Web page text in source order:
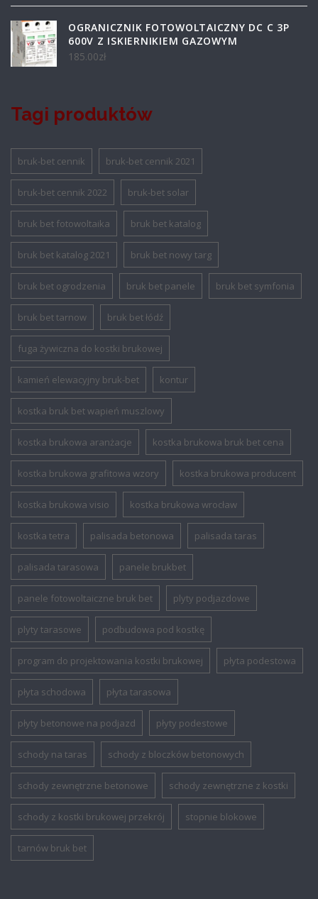
OGRANICZNIK FOTOWOLTAICZNY DC C 3P
600V Z ISKIERNIKIEM GAZOWYM
185.00zł
Tagi produktów
bruk-bet cennik bruk-bet cennik 2021
bruk-bet cennik 2022 bruk-bet solar
bruk bet fotowoltaika bruk bet katalog
bruk bet katalog 2021 bruk bet nowy targ
bruk bet ogrodzenia bruk bet panele bruk bet symfonia
bruk bet tarnow bruk bet łódź
fuga żywiczna do kostki brukowej
kamień elewacyjny bruk-bet kontur
kostka bruk bet wapień muszlowy
kostka brukowa aranżacje kostka brukowa bruk bet cena
kostka brukowa grafitowa wzory kostka brukowa producent
kostka brukowa visio kostka brukowa wrocław
kostka tetra palisada betonowa palisada taras
palisada tarasowa panele brukbet
panele fotowoltaiczne bruk bet plyty podjazdowe
plyty tarasowe podbudowa pod kostkę
program do projektowania kostki brukowej płyta podestowa
płyta schodowa płyta tarasowa
płyty betonowe na podjazd płyty podestowe
schody na taras schody z bloczków betonowych
schody zewnętrzne betonowe schody zewnętrzne z kostki
schody z kostki brukowej przekrój stopnie blokowe
tarnów bruk bet